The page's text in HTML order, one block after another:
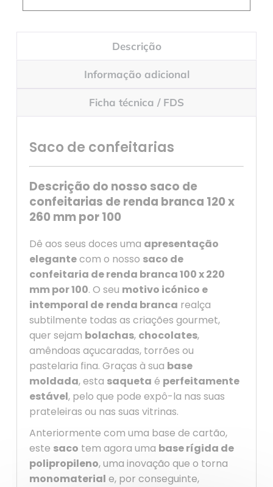
Descrição
Informação adicional
Ficha técnica / FDS
Saco de confeitarias
Descrição do nosso saco de
confeitarias de renda branca 120 x
260 mm por 100
Dê aos seus doces uma apresentação
elegantecom o nosso saco de
confeitaria de renda branca 100 x 220
mm por 100. O seu motivo icónico e
intemporal de renda branca realça
subtilmente todas as criações gourmet,
quer sejam bolachas, chocolates,
amêndoas açucaradas, torrões ou
pastelaria fina. Graças à sua base
moldada, esta saqueta é perfeitamente
estável, pelo que pode expô-la nas suas
prateleiras ou nas suas vitrinas.
Anteriormente com uma base de cartão,
este saco tem agora uma base rígida de
polipropileno, uma inovação que o torna
monomaterial e, por conseguinte,